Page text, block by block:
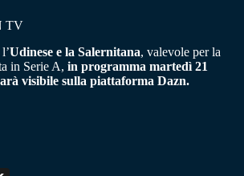
TV
Udinese e la Salernitana, valevole per la
in Serie A, in programma martedì 21
visibile sulla piattaforma Dazn.